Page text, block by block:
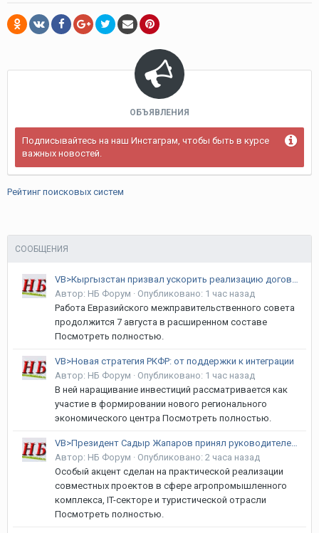
ОБЪЯВЛЕНИЯ
Подписывайтесь на наш Инстаграм, чтобы быть в курсе
важных новостей.
Рейтинг поисковых систем
СООБЩЕНИЯ
VB>Кыргызстан призвал ускорить реализацию договоренностей в рамках ЕАЭС
Автор: НБ Форум · Опубликовано: 1 час назад
Работа Евразийского межправительственного совета
продолжится 7 августа в расширенном составе
Посмотреть полностью.
VB>Новая стратегия РКФР: от поддержки к интеграции
Автор: НБ Форум · Опубликовано: 1 час назад
В ней наращивание инвестиций рассматривается как
участие в формировании нового регионального
экономического центра Посмотреть полностью.
VB>Президент Садыр Жапаров принял руководителей регионов России
Автор: НБ Форум · Опубликовано: 2 часа назад
Особый акцент сделан на практической реализации
совместных проектов в сфере агропромышленного
комплекса, IT-секторе и туристической отрасли
Посмотреть полностью.